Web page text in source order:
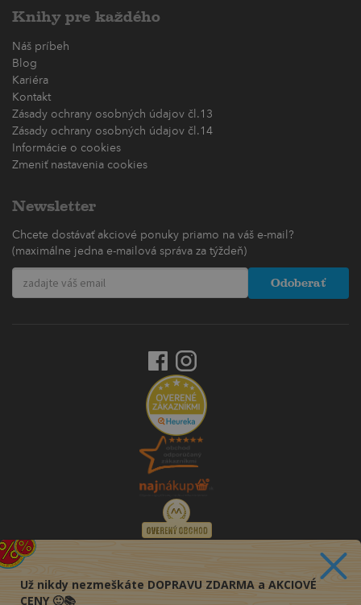
Knihy pre každého
Náš príbeh
Blog
Kariéra
Kontakt
Zásady ochrany osobných údajov čl.13
Zásady ochrany osobných údajov čl.14
Informácie o cookies
Zmeniť nastavenia cookies
Newsletter
Chcete dostávať akciové ponuky priamo na váš e-mail?
(maximálne jedna e-mailová správa za týždeň)
Odoberať
Už nikdy nezmeškáte DOPRAVU ZDARMA a AKCIOVÉ
CENY 🙂📚